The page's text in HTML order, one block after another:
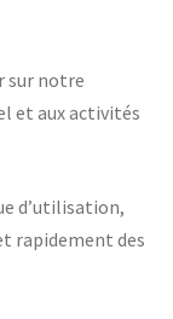
sur notre
et aux activités
d’utilisation,
rapidement des